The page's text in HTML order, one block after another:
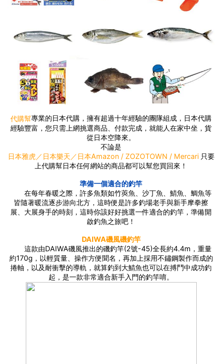
代購幫專業的日本代購，擁有超過十年經驗的團隊組成，日本代購
經驗豐富，您只需上網挑選商品、付款完成，就能人在家中坐，貨
從日本空降來。
不論是
日本雅虎／日本樂天／日本Amazon / ZOZOTOWN / Mercari 只要
上代購幫日本任何網站的商品都可以幫您買回來！
準備一個適合的釣竿
在每年春暖之際，許多魚類如竹莢魚、沙丁魚、鯖魚、鯛魚等
皆隨著暖流逐步游向北方，這時便是許多釣場老手與新手摩拳擦
展、大展身手的時刻，這時你該好好挑選一件適合的釣竿，準備開
啟釣魚之旅吧！
DAIWA磯風磯釣竿
這款由DAIWA磯風推出的磯釣竿(2號-45)全長約4.4m，重量
約170g，以輕質量、操作方便聞名，再加上採用不鏽鋼製作而成的
捲軸，以及耐衝擊的導軌，就算釣到大鯖魚也可以在搏鬥中成功釣
起，是一款非常適合新手入門的釣竿唷。